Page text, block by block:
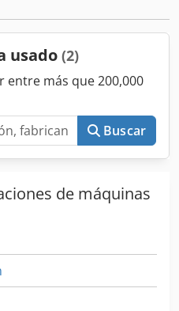
carretillas elevadoras y
según FEM4.004.
o por teléfono.
hsr-gabelstapler. Por
su usado, incluso si no
Alquiler con opción a
favorables
encantados de
usado (2)
entre más que 200,000
Buscar
de máquinas